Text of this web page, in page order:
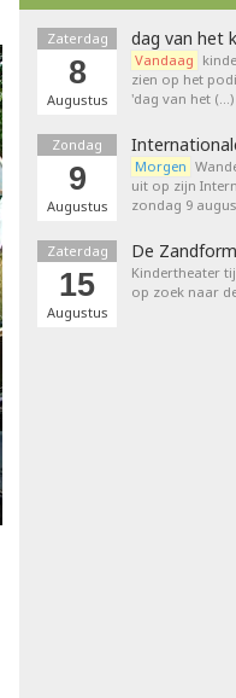
Zaterdag
8
Augustus
dag van het
Vandaag
zien op het
'dag van het (…)
Zondag
9
Augustus
Morgen
uit op zijn
zondag 9
Zaterdag
15
Augustus
De
Kindertheater
op zoek naar